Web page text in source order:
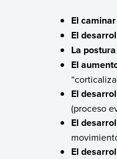
El
El
La
El
El
(proceso
El
El